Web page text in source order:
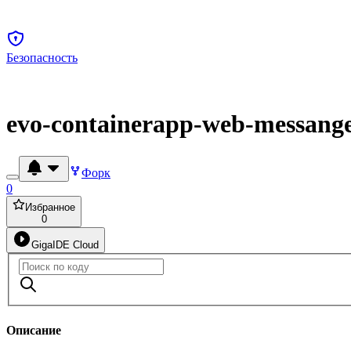
Безопасность
evo-containerapp-web-
Форк
0
Избранное
0
GigaIDE Cloud
Описание